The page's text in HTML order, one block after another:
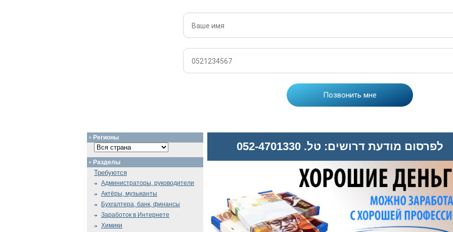
לפרסום מודעת דרושים: טל. 052-4701330
Регионы
Разделы
Требуются
Администраторы, руководители
Актёры, музыканты
Бухгалтера, банк, финансы
Заработок в Интернете
Химики